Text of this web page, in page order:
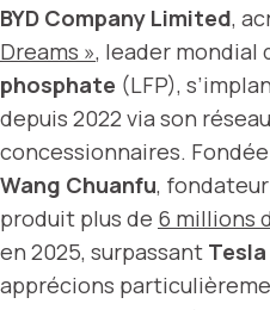
BYD Company Limited,
Dreams », leader mondial
phosphate (LFP),
depuis 2022 via son
concessionnaires.
Wang Chuanfu, fondateur
produit plus de 6 millions
en 2025, surpassant
apprécions